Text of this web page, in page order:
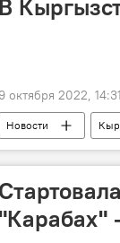
В
9 октября 2022, 14:31
Новости
"Карабах"